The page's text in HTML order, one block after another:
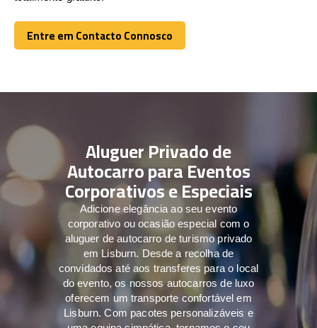
Entre em Contacto Connosco
Entre em Contacto Connosco
Aluguer Privado de
Autocarro para Eventos
Corporativos e Especiais
Adicione elegância ao seu evento
corporativo ou ocasião especial com o
aluguer de autocarro de turismo privado
em Lisburn. Desde a recolha de
convidados até aos transferes para o local
do evento, os nossos autocarros de luxo
oferecem um transporte confortável em
Lisburn. Com pacotes personalizáveis e